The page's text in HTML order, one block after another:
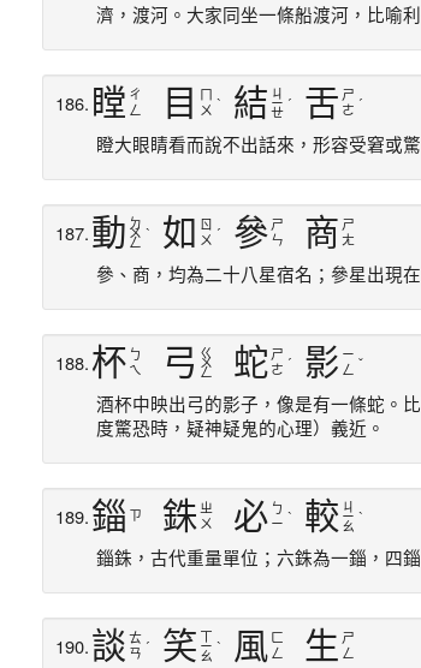
濟，渡河。大家同坐一條船渡河，比喻
186. 瞠 ㄔ
ㄥ
目
ㄨ ˋ 結 ㄐ
ㄧ
ㄝ
ˊ 舌 ㄕ
ㄜ ˊ
瞪大眼睛看而說不出話來，形容受窘或
187.動 ㄉ
ㄨ
ㄥ
ˋ 如
ㄖ
ㄨ ˊ 參 ㄕ
ㄣ
商 ㄕ
ㄤ
參、商，均為二十八星宿名；參星出現
188.杯 ㄅ
ㄟ
弓 ㄍ
ㄨ
ㄥ 蛇 ㄕ
ㄜ ˊ 影 ㄧ
ㄥ
ˇ
酒杯中映出弓的影子，像是有一條蛇。
度驚恐時，疑神疑鬼的心理）義近。
189.錙 ㄗ 銖 ㄓ
ㄨ
必 ㄅ
ㄧ ˋ 較 ㄐ
ㄧ
ㄠ
ˋ
錙銖，古代重量單位；六銖為一錙，四
190.談 ㄊ
ㄢ ˊ 笑 ㄧ
ㄠ
ˋ 風 ㄈ
ㄥ
生 ㄕ
ㄥ